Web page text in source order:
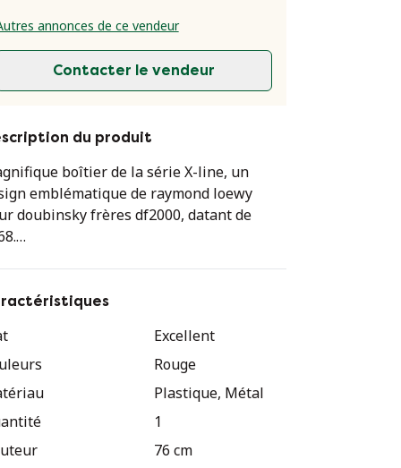
annonces de ce vendeur
Contacter le vendeur
du produit
boîtier de la série X-line, un
emblématique de raymond loewy
doubinsky frères df2000, datant de
véritable pièce d'apparat qui est
devenue un véritable culte dans
de l'âge de l'espace.
Excellent
Rouge
Plastique, Métal
1
76 cm